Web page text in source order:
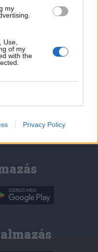
my
Use,
of my
with the
Privacy Policy